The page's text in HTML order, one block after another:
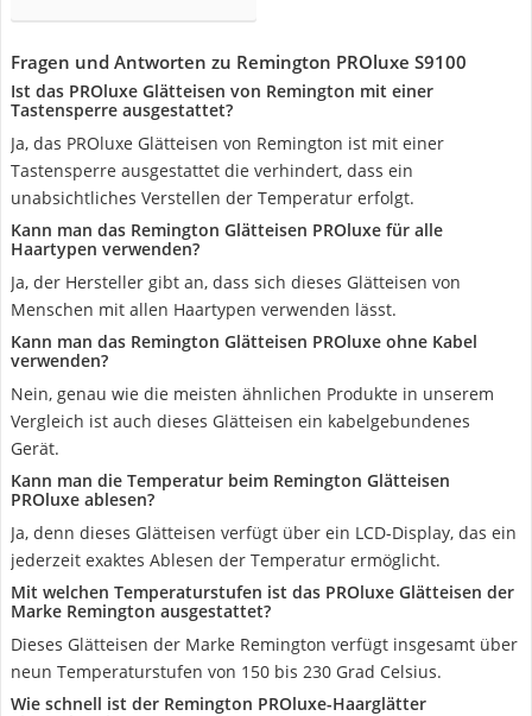
Fragen und Antworten zu Remington PROluxe S9100
Ist das PROluxe Glätteisen von Remington mit einer
Tastensperre ausgestattet?
Ja, das PROluxe Glätteisen von Remington ist mit einer
Tastensperre ausgestattet die verhindert, dass ein
unabsichtliches Verstellen der Temperatur erfolgt.
Kann man das Remington Glätteisen PROluxe für alle
Haartypen verwenden?
Ja, der Hersteller gibt an, dass sich dieses Glätteisen von
Menschen mit allen Haartypen verwenden lässt.
Kann man das Remington Glätteisen PROluxe ohne Kabel
verwenden?
Nein, genau wie die meisten ähnlichen Produkte in unserem
Vergleich ist auch dieses Glätteisen ein kabelgebundenes
Gerät.
Kann man die Temperatur beim Remington Glätteisen
PROluxe ablesen?
Ja, denn dieses Glätteisen verfügt über ein LCD-Display, das ein
jederzeit exaktes Ablesen der Temperatur ermöglicht.
Mit welchen Temperaturstufen ist das PROluxe Glätteisen der
Marke Remington ausgestattet?
Dieses Glätteisen der Marke Remington verfügt insgesamt über
neun Temperaturstufen von 150 bis 230 Grad Celsius.
Wie schnell ist der Remington PROluxe-Haarglätter